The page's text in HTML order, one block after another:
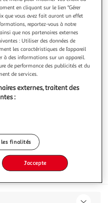
avec feuilles
sélectionnées pour leur
à la présence de leurs
un gage de qualité pour
chair juteuse offre un
et légère acidité. Ces
prix de ce produit ?
Auchan
Bon
en cliquant sur le lien "Gérer
que vous avez fait auront un effet
reportez-vous à notre
que nos partenaires externes
: Utiliser des données de
les caractéristiques de l’appareil
à des informations sur un appareil.
de performance des publicités et du
de services.
externes, traitent des
:
finalités
J'accepte